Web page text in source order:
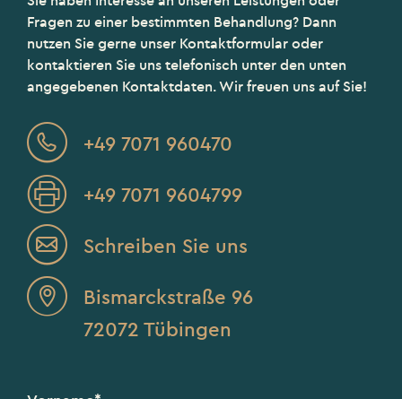
Fragen zu einer bestimmten Behandlung? Dann
nutzen Sie gerne unser Kontaktformular oder
kontaktieren Sie uns telefonisch unter den unten
angegebenen Kontaktdaten.Wir freuen uns auf Sie!
+49 7071 960470
+49 7071 9604799
Schreiben Sie uns
Bismarckstraße 96
72072 Tübingen